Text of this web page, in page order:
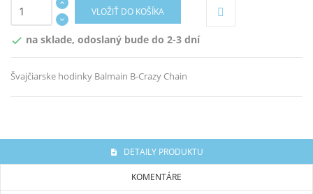
VLOŽIŤ DO KOŠÍKA
 na sklade, odoslaný bude do 2-3 dní
Švajčiarske hodinky Balmain B-Crazy Chain
DETAILY PRODUKTU
KOMENTÁRE